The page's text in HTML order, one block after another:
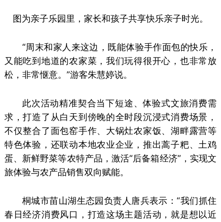
图为亲子乐园里，家长和孩子共享快乐亲子时光。
“周末和家人来这边，既能体验手作面包的快乐，
又能吃到地道的农家菜，我们玩得很开心，也非常放
松，非常惬意。”游客朱慧婷说。
此次活动精准契合当下短途、体验式文旅消费需
求，打造了从白天到傍晚的全时段沉浸式消费场景，
不仅整合了面包窑手作、大锅灶农家饭、湖畔露营等
特色体验，还联动本地农业企业，推出蒿子粑、土鸡
蛋、新鲜野菜等农特产品，激活“后备箱经济”，实现文
旅体验与农产品销售双向赋能。
桐城市苗山湖生态园负责人唐兵表示：“我们抓住
春日经济消费风口，打造这场主题活动，就是想以近